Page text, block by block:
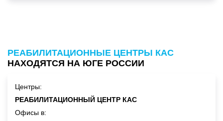
РЕАБИЛИТАЦИОННЫЕ ЦЕНТРЫ КАС
НАХОДЯТСЯ НА ЮГЕ РОССИИ
Центры:
РЕАБИЛИТАЦИОННЫЙ ЦЕНТР КАС
Офисы в: